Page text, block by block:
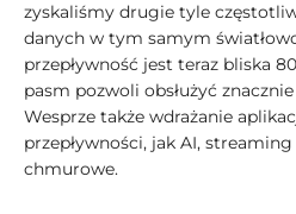
zyskaliśmy drugie tyle
danych w tym samym
przepływność jest teraz bliska
pasm pozwoli obsłużyć
Wesprze także wdrażanie
przepływności, jak AI,
chmurowe.